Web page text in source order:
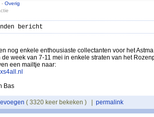
- Overig
bericht
nog enkele enthousiaste collectanten voor het
de week van 7-11 mei in enkele straten van het
een mailtje naar:
Bas
( 3320 keer bekeken ) | permalink